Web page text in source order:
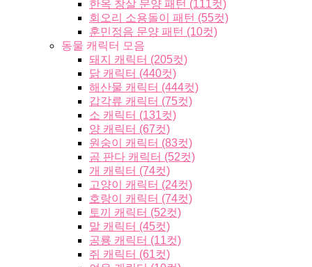
한옥 창살 문양 패턴 (111컷)
회오리 소용돌이 패턴 (55컷)
훈민정음 문양 패턴 (10컷)
동물 캐릭터 모음
돼지 캐릭터 (205컷)
닭 캐릭터 (440컷)
해산물 캐릭터 (444컷)
갑각류 캐릭터 (75컷)
소 캐릭터 (131컷)
양 캐릭터 (67컷)
원숭이 캐릭터 (83컷)
곰 판다 캐릭터 (52컷)
개 캐릭터 (74컷)
고양이 캐릭터 (24컷)
호랑이 캐릭터 (74컷)
토끼 캐릭터 (52컷)
말 캐릭터 (45컷)
공룡 캐릭터 (11컷)
쥐 캐릭터 (61컷)